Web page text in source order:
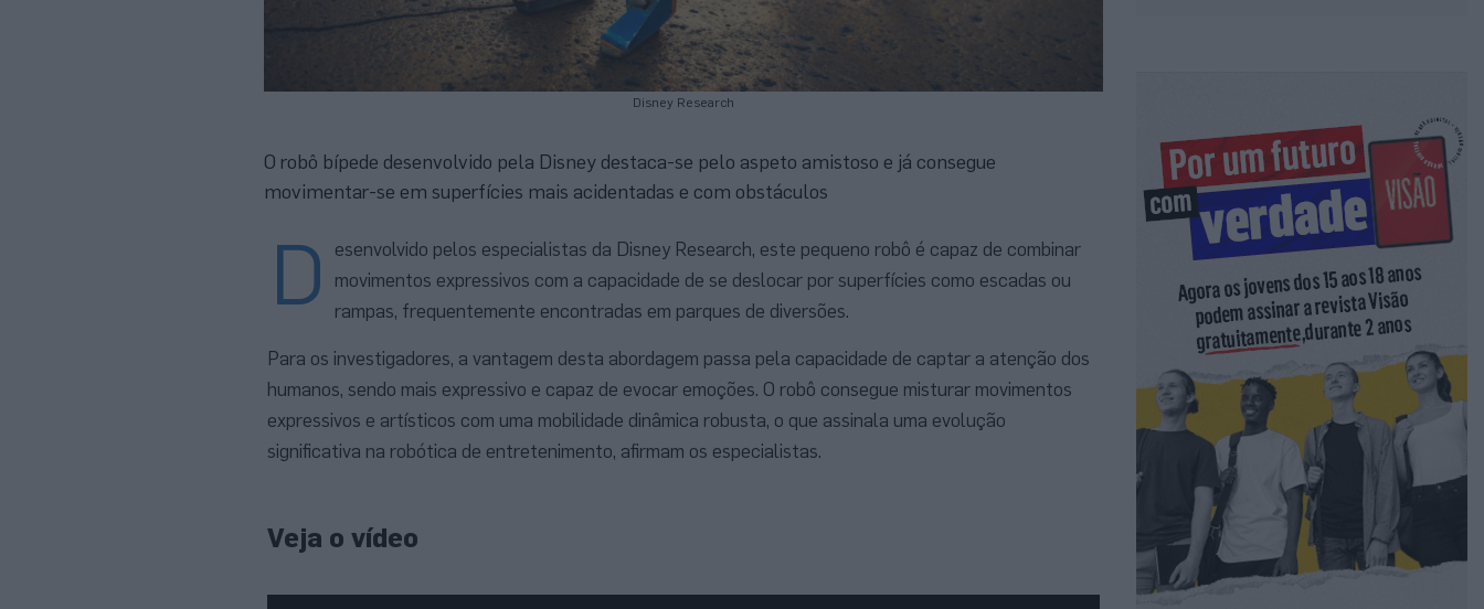
Disney Research
O robô bípede desenvolvido pela Disney destaca-se pelo aspeto amistoso e já consegue
movimentar-se em superfícies mais acidentadas e com obstáculos
D
esenvolvido pelos especialistas da Disney Research, este pequeno robô é capaz de combinar
movimentos expressivos com a capacidade de se deslocar por superfícies como escadas ou
rampas, frequentemente encontradas em parques de diversões.
Para os investigadores, a vantagem desta abordagem passa pela capacidade de captar a atenção dos
humanos, sendo mais expressivo e capaz de evocar emoções. O robô consegue misturar movimentos
expressivos e artísticos com uma mobilidade dinâmica robusta, o que assinala uma evolução
significativa na robótica de entretenimento, afirmam os especialistas.
Veja o vídeo